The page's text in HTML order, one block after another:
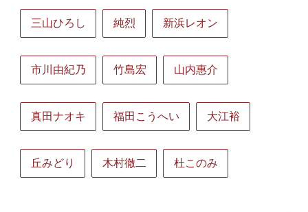
三山ひろし 純烈 新浜レオン
市川由紀乃 竹島宏 山内惠介
真田ナオキ 福田こうへい 大江裕
丘みどり 木村徹二 杜このみ